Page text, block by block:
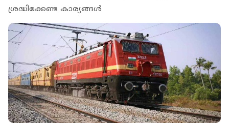
ശ്രദ്ധിക്കേണ്ട കാര്യങ്ങള്‍